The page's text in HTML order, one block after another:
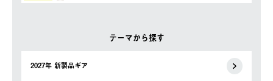
テーマから探す
2027年 新製品ギア